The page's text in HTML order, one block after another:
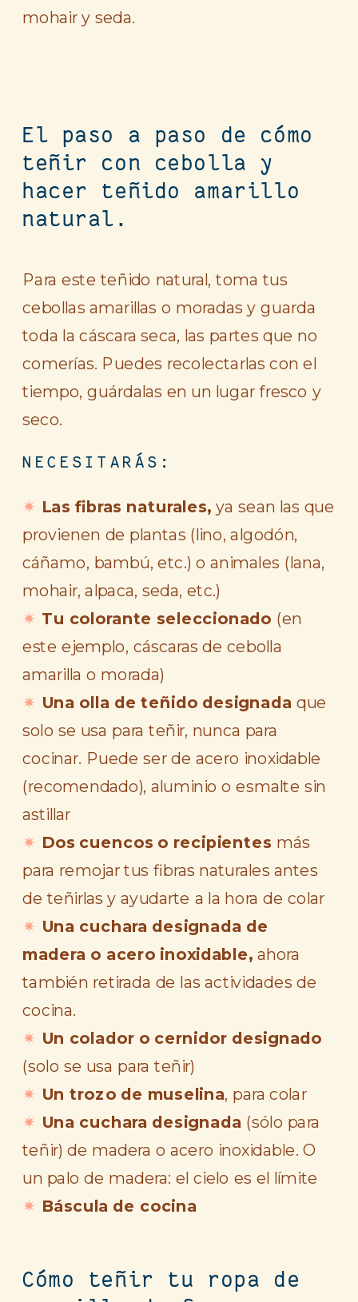
mohair y seda.
El paso a paso de cómo
teñir con cebolla y
hacer teñido amarillo
natural.
Para este teñido natural, toma tus
cebollas amarillas o moradas y guarda
toda la cáscara seca, las partes que no
comerías. Puedes recolectarlas con el
tiempo, guárdalas en un lugar fresco y
seco.
NECESITARÁS:
Las fibras naturales, ya sean las que
provienen de plantas (lino, algodón,
cáñamo, bambú, etc.) o animales (lana,
mohair, alpaca, seda, etc.)
Tu colorante seleccionado (en
este ejemplo, cáscaras de cebolla
amarilla o morada)
Una olla de teñido designada que
solo se usa para teñir, nunca para
cocinar. Puede ser de acero inoxidable
(recomendado), aluminio o esmalte sin
astillar
Dos cuencos o recipientes más
para remojar tus fibras naturales antes
de teñirlas y ayudarte a la hora de colar
Una cuchara designada de
madera o acero inoxidable, ahora
también retirada de las actividades de
cocina.
Un colador o cernidor designado
(solo se usa para teñir)
Un trozo de muselina, para colar
Una cuchara designada (sólo para
teñir) de madera o acero inoxidable. O
un palo de madera: el cielo es el límite
Báscula de cocina
Cómo teñir tu ropa de